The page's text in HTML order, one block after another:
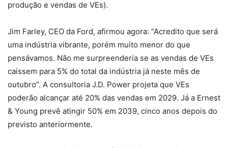
produção e vendas de VEs).
Jim Farley, CEO da Ford, afirmou agora: “Acredito que será
uma indústria vibrante, porém muito menor do que
pensávamos. Não me surpreenderia se as vendas de VEs
caíssem para 5% do total da indústria já neste mês de
outubro”. A consultoria J.D. Power projeta que VEs
poderão alcançar até 20% das vendas em 2029. Já a Ernest
& Young prevê atingir 50% em 2039, cinco anos depois do
previsto anteriormente.